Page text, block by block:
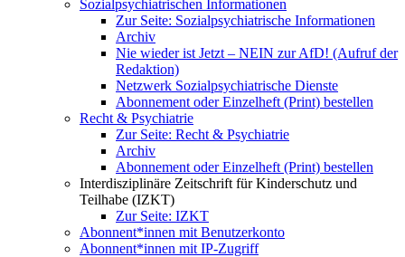
Sozialpsychiatrischen Informationen
Zur Seite: Sozialpsychiatrische Informationen
Archiv
Nie wieder ist Jetzt – NEIN zur AfD! (Aufruf der
Redaktion)
Netzwerk Sozialpsychiatrische Dienste
Abonnement oder Einzelheft (Print) bestellen
Recht & Psychiatrie
Zur Seite: Recht & Psychiatrie
Archiv
Abonnement oder Einzelheft (Print) bestellen
Interdisziplinäre Zeitschrift für Kinderschutz und
Teilhabe (IZKT)
Zur Seite: IZKT
Abonnent*innen mit Benutzerkonto
Abonnent*innen mit IP-Zugriff